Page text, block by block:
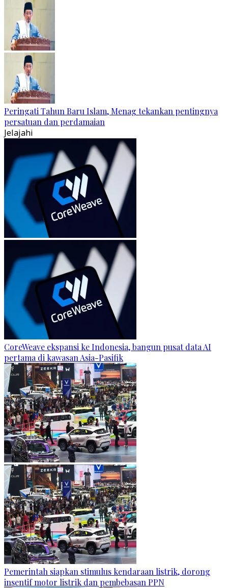
Peringati Tahun Baru Islam, Menag tekankan pentingnya
persatuan dan perdamaian
Jelajahi
CoreWeave ekspansi ke Indonesia, bangun pusat data AI
pertama di kawasan Asia-Pasifik
Pemerintah siapkan stimulus kendaraan listrik, dorong
insentif motor listrik dan pembebasan PPN